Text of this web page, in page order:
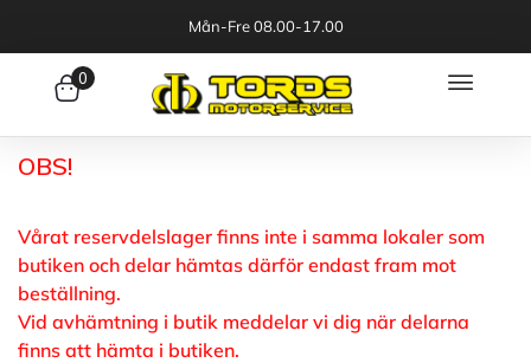
Mån-Fre 08.00-17.00
0
OBS!
Vårat reservdelslager finns inte i samma lokaler som
butiken och delar hämtas därför endast fram mot
beställning.
Vid avhämtning i butik meddelar vi dig när delarna
finns att hämta i butiken.